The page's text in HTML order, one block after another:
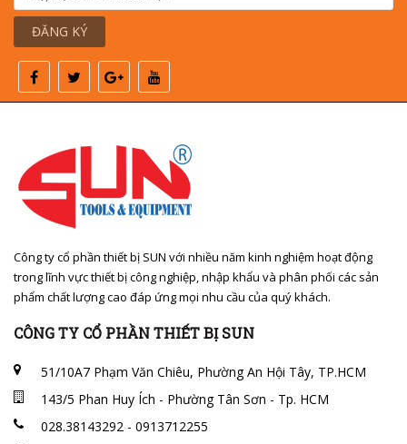
ĐĂNG KÝ
Công ty cổ phần thiết bị SUN với nhiều năm kinh nghiệm hoạt động
trong lĩnh vực thiết bị công nghiệp, nhập khẩu và phân phối các sản
phẩm chất lượng cao đáp ứng mọi nhu cầu của quý khách.
CÔNG TY CỔ PHẦN THIẾT BỊ SUN
51/10A7 Phạm Văn Chiêu, Phường An Hội Tây, TP.HCM
143/5 Phan Huy Ích - Phường Tân Sơn - Tp. HCM
028.38143292 - 0913712255